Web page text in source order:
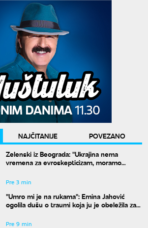
NAJČITANIJE
POVEZANO
Zelenski iz Beograda: "Ukrajina nema
vremena za evroskepticizam, moramo
Pre 3 min
"Umro mi je na rukama": Emina Jahović
ogolila dušu o traumi koja ju je obeležila za
Pre 9 min